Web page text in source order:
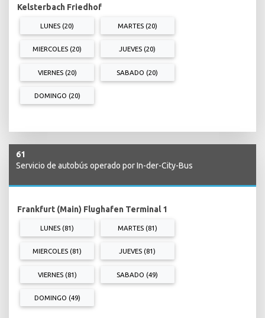
Kelsterbach Friedhof
LUNES (20) MARTES (20)
MIERCOLES (20) JUEVES (20)
VIERNES (20) SABADO (20)
DOMINGO (20)
61
Servicio de autobús operado por In-der-City-Bus
Frankfurt (Main) Flughafen Terminal 1
LUNES (81) MARTES (81)
MIERCOLES (81) JUEVES (81)
VIERNES (81) SABADO (49)
DOMINGO (49)